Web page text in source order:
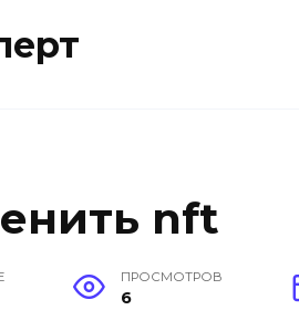
nft
ПРОСМОТРОВ
6